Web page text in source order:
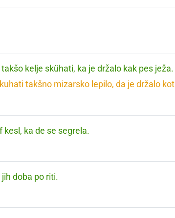
kelje skühati, ka je držalo kak pes ježa.
takšno mizarsko lepilo, da je držalo kot
kesl, ka de se segrela.
doba po riti.